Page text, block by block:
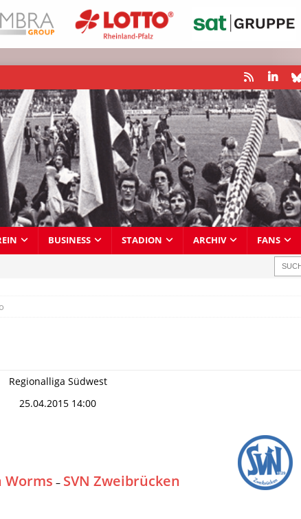
BUSINESS STADION ARCHIV FANS
Regionalliga Südwest
25.04.2015 14:00
Worms – SVN Zweibrücken